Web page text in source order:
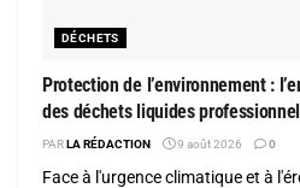
DÉCHETS
Protection de l’environnement :
des déchets liquides
PARLA RÉDACTION 9 août 2026 0
Face à l'urgence climatique et à